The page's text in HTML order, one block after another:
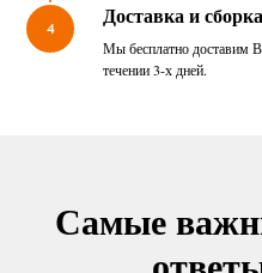
4 Доставка и сборка
Мы бесплатно доставим
течении 3-х дней.
Самые